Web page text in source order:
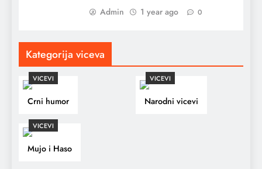
Admin 1 year ago 0
Kategorija viceva
VICEVI
Crni humor
VICEVI
Narodni vicevi
VICEVI
Mujo i Haso